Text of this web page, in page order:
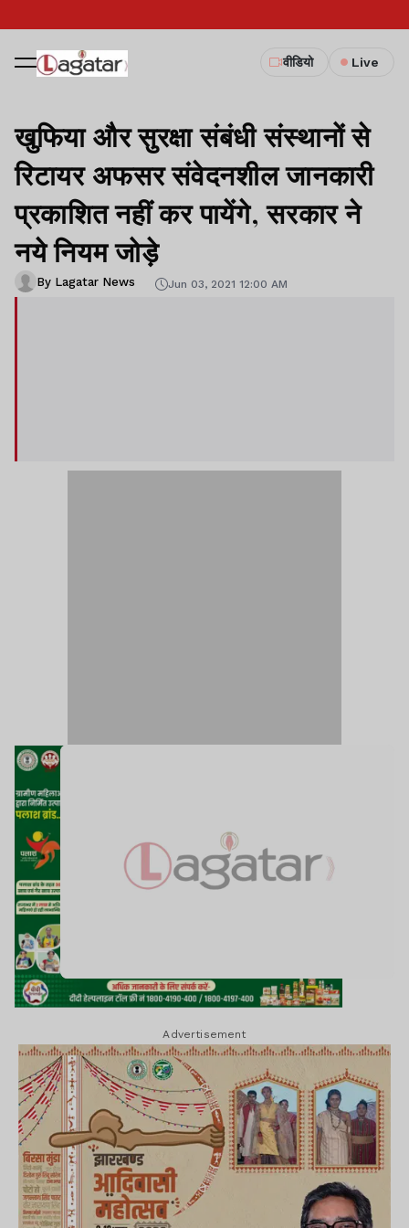
वीडियो Live
खुफिया और सुरक्षा संबंधी संस्थानों से
रिटायर अफसर संवेदनशील जानकारी
प्रकाशित नहीं कर पायेंगे, सरकार ने
नये नियम जोड़े
By Lagatar News Jun 03, 2021 12:00 AM
Advertisement